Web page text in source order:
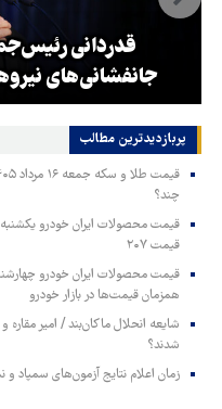
قدردانی
جانفشانی‌های
پربازدیدترین‌ مطالب
چند؟
قیمت ۲۰۷
همزمان قیمت‌ها در بازار خودرو
شایعه انحلال ماکان‌بند / امیر مقاره
شدند؟
زمان اعلام نتایج آزمون‌های